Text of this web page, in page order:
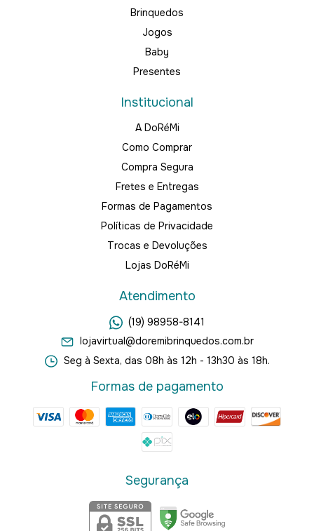
Brinquedos
Jogos
Baby
Presentes
Institucional
A DoRéMi
Como Comprar
Compra Segura
Fretes e Entregas
Formas de Pagamentos
Políticas de Privacidade
Trocas e Devoluções
Lojas DoRéMi
Atendimento
(19) 98958-8141
lojavirtual@doremibrinquedos.com.br
Seg à Sexta, das 08h às 12h - 13h30 às 18h.
Formas de pagamento
Segurança